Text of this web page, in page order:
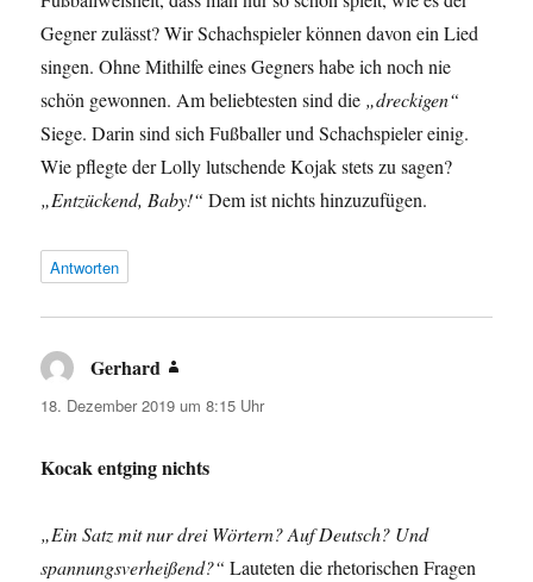
Gegner zulässt? Wir Schachspieler können davon ein Lied
singen. Ohne Mithilfe eines Gegners habe ich noch nie
schön gewonnen. Am beliebtesten sind die „dreckigen“
Siege. Darin sind sich Fußballer und Schachspieler einig.
Wie pflegte der Lolly lutschende Kojak stets zu sagen?
„Entzückend, Baby!“ Dem ist nichts hinzuzufügen.
Antworten
Gerhard
18. Dezember 2019 um 8:15 Uhr
Kocak entging nichts
„Ein Satz mit nur drei Wörtern? Auf Deutsch? Und
spannungsverheißend?“ Lauteten die rhetorischen Fragen